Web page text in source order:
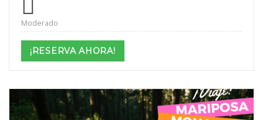
Moderado
¡RESERVA AHORA!